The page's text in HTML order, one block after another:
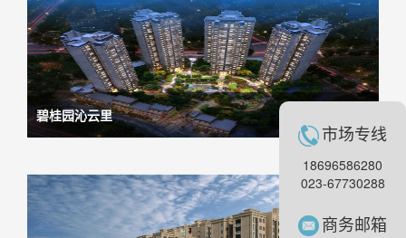
碧桂园沁云里
市场专线
18696586280
023-67730288
商务邮箱